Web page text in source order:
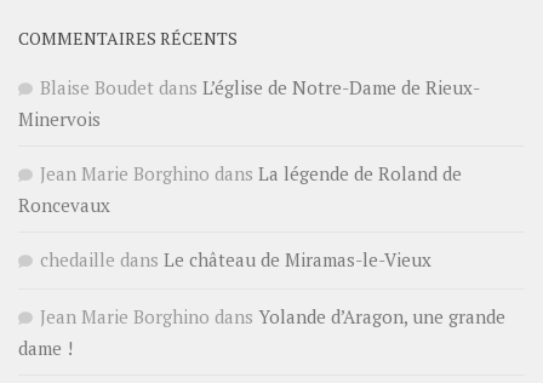
COMMENTAIRES RÉCENTS
Blaise Boudet dans L’église de Notre-Dame de Rieux-
Minervois
Jean Marie Borghino dans La légende de Roland de
Roncevaux
chedaille dans Le château de Miramas-le-Vieux
Jean Marie Borghino dans Yolande d’Aragon, une grande
dame !